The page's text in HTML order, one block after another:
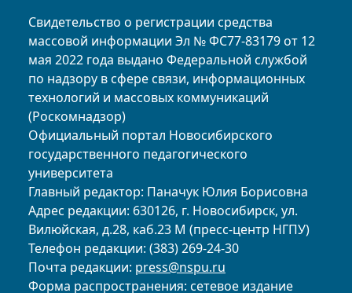
Свидетельство о регистрации средства
массовой информации Эл № ФС77-83179 от 12
мая 2022 года выдано Федеральной службой
по надзору в сфере связи, информационных
технологий и массовых коммуникаций
(Роскомнадзор)
Официальный портал Новосибирского
государственного педагогического
университета
Главный редактор: Паначук Юлия Борисовна
Адрес редакции: 630126, г. Новосибирск, ул.
Вилюйская, д.28, каб.23 М (пресс-центр НГПУ)
Телефон редакции: (383) 269-24-30
Почта редакции: press@nspu.ru
Форма распространения: сетевое издание